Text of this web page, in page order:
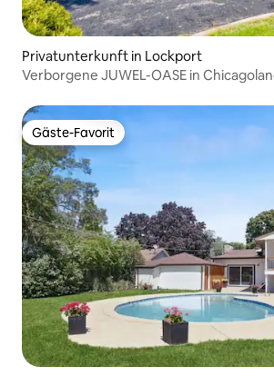
Privatunterkunft in Lockport
Verborgene JUWEL-OASE in
Gäste-Favorit
Gäste-Favorit